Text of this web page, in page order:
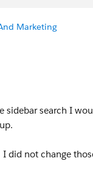
Marketing
search I
not change